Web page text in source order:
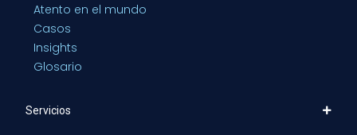
Atento en el mundo
Casos
Insights
Glosario
Servicios